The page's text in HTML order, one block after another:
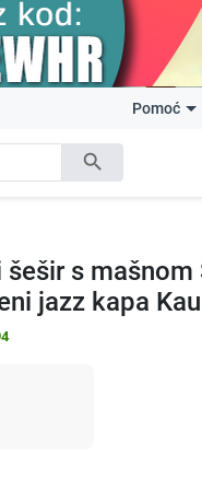
search
Pomoć
s
jazz kapa